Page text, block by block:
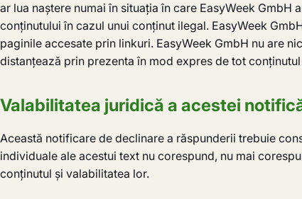
ar lua naștere numai în situația în care EasyWeek
conținutului în cazul unui conținut ilegal. EasyWeek
paginile accesate prin linkuri. EasyWeek GmbH nu are
distanțează prin prezenta în mod expres de tot
Valabilitatea juridică a acestei
Această notificare de declinare a răspunderii trebuie
individuale ale acestui text nu corespund, nu mai
conținutul și valabilitatea lor.